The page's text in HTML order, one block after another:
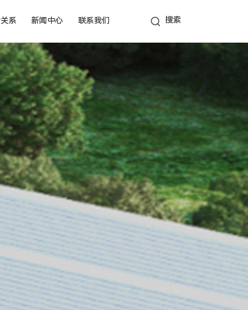
系 新闻中心
公司新闻
行业报道
通知公告
联系我们
联系方式
招贤纳士